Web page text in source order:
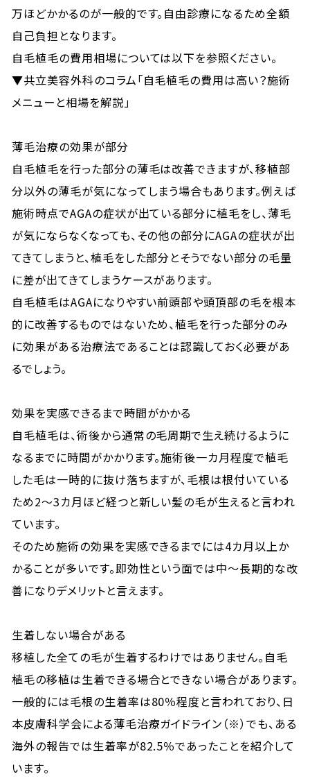
万ほどかかるのが一般的です。自由診療になるため全額
自己負担となります。
自毛植毛の費用相場については以下を参照ください。
▼共立美容外科のコラム「自毛植毛の費用は高い？施術
メニューと相場を解説」
薄毛治療の効果が部分
自毛植毛を行った部分の薄毛は改善できますが、移植部
分以外の薄毛が気になってしまう場合もあります。例えば
施術時点でAGAの症状が出ている部分に植毛をし、薄毛
が気にならなくなっても、その他の部分にAGAの症状が出
てきてしまうと、植毛をした部分とそうでない部分の毛量
に差が出てきてしまうケースがあります。
自毛植毛はAGAになりやすい前頭部や頭頂部の毛を根本
的に改善するものではないため、植毛を行った部分のみ
に効果がある治療法であることは認識しておく必要があ
るでしょう。
効果を実感できるまで時間がかかる
自毛植毛は、術後から通常の毛周期で生え続けるように
なるまでに時間がかかります。施術後一カ月程度で植毛
した毛は一時的に抜け落ちますが、毛根は根付いている
ため2～3カ月ほど経つと新しい髪の毛が生えると言われ
ています。
そのため施術の効果を実感できるまでには4カ月以上か
かることが多いです。即効性という面では中～長期的な改
善になりデメリットと言えます。
生着しない場合がある
移植した全ての毛が生着するわけではありません。自毛
植毛の移植は生着できる場合とできない場合があります。
一般的には毛根の生着率は80％程度と言われており、日
本皮膚科学会による薄毛治療ガイドライン（※）でも、ある
海外の報告では生着率が82.5％であったことを紹介して
います。